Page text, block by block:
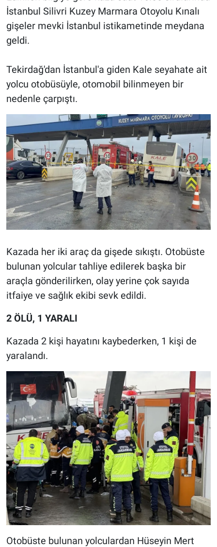
İstanbul Silivri Kuzey Marmara Otoyolu Kınalı
gişeler mevki İstanbul istikametinde meydana
geldi.
Tekirdağ'dan İstanbul'a giden Kale seyahate ait
yolcu otobüsüyle, otomobil bilinmeyen bir
nedenle çarpıştı.
Kazada her iki araç da gişede sıkıştı. Otobüste
bulunan yolcular tahliye edilerek başka bir
araçla gönderilirken, olay yerine çok sayıda
itfaiye ve sağlık ekibi sevk edildi.
2 ÖLÜ, 1 YARALI
Kazada 2 kişi hayatını kaybederken, 1 kişi de
yaralandı.
Otobüste bulunan yolculardan Hüseyin Mert